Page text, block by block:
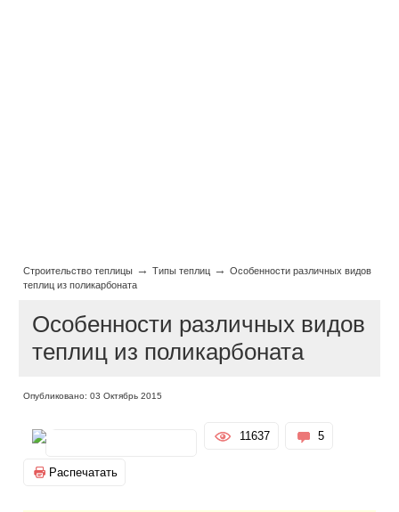
Строительство теплицы →Типы теплиц →Особенности различных видов
теплиц из поликарбоната
Особенности различных видов
теплиц из поликарбоната
Опубликовано: 03 Октябрь 2015
11637 5
Распечатать